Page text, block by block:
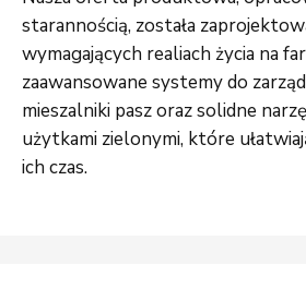
starannością, została
wymagających realiach życia na
zaawansowane systemy do
mieszalniki pasz oraz solidne
użytkami zielonymi, które
ich czas.